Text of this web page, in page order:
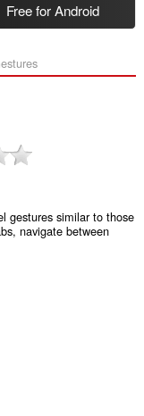
Free for Android
gestures similar to those
navigate between